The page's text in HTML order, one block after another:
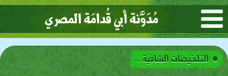
مُدَوَّنة أبي قُدامَة المصري
التلخيصات الشافية ...